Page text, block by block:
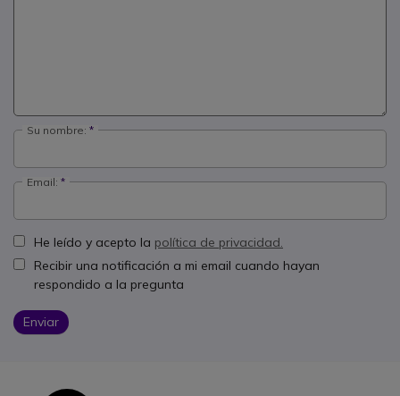
Su nombre:
Email:
He leído y acepto la política de privacidad.
Recibir una notificación a mi email cuando hayan
respondido a la pregunta
Enviar